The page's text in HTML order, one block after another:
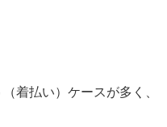
着払い）ケースが多く、